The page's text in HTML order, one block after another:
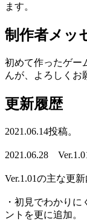
ます。
制作者メッ
初めて作ったゲー
んが、よろしくお
更新履歴
2021.06.14投稿。
2021.06.28
Ver.1.01の主な更新
・初見でわかり
ントを更に追加。